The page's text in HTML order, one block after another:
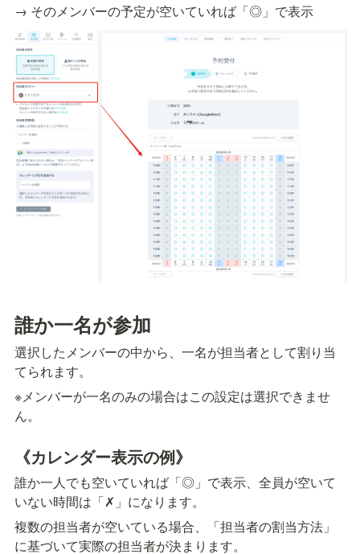
→ そのメンバーの予定が空いていれば「◎」で表示
誰か一名が参加
選択したメンバーの中から、一名が担当者として割り当
てられます。
※メンバーが一名のみの場合はこの設定は選択できませ
ん。
《カレンダー表示の例》
誰か一人でも空いていれば「◎」で表示、全員が空いて
いない時間は「✗」になります。
複数の担当者が空いている場合、「担当者の割当方法」
に基づいて実際の担当者が決まります。